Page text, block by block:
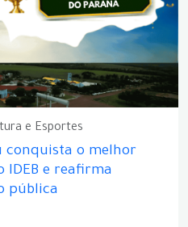
e Esportes
conquista o melhor
IDEB e reafirma
pública